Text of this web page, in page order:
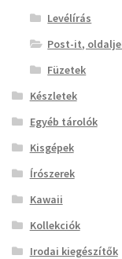
Levélírás
Post-it,
Füzetek
Készletek
Egyéb tárolók
Kisgépek
Írószerek
Kawaii
Kollekciók
Irodai kiegészítők